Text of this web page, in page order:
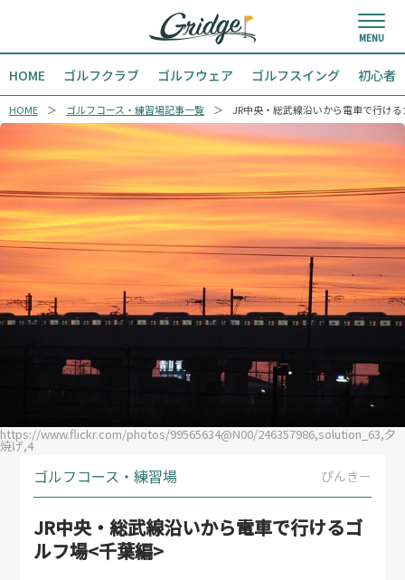
HOME ゴルフクラブ ゴルフウェア ゴルフスイング 初心者
HOME ゴルフコース・練習場記事一覧 JR中央・総武線沿いから電車で行け
https://www.flickr.com/photos/99565634@N00/246357986,solution_63,夕
焼げ,4
ゴルフコース・練習場 ぴんきー
JR中央・総武線沿いから電車で行けるゴ
ルフ場<千葉編>